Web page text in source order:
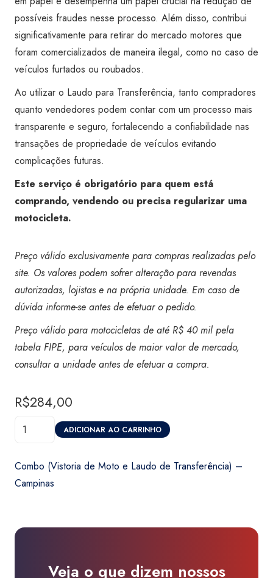
possíveis fraudes nesse processo. Além disso, contribui
significativamente para retirar do mercado motores que
foram comercializados de maneira ilegal, como no caso de
veículos furtados ou roubados.
Ao utilizar o Laudo para Transferência, tanto compradores
quanto vendedores podem contar com um processo mais
transparente e seguro, fortalecendo a confiabilidade nas
transações de propriedade de veículos evitando
complicações futuras.
Este serviço é obrigatório para quem está
comprando, vendendo ou precisa regularizar uma
motocicleta.
Preço válido exclusivamente para compras realizadas pelo
site. Os valores podem sofrer alteração para revendas
autorizadas, lojistas e na própria unidade. Em caso de
dúvida informe-se antes de efetuar o pedido.
Preço válido para motocicletas de até R$ 40 mil pela
tabela FIPE, para veículos de maior valor de mercado,
consultar a unidade antes de efetuar a compra.
R$284,00
Combo
de
ADICIONAR AO CARRINHO
Combo (Vistoria de Moto e Laudo de Transferência) –
Campinas
Veja o que dizem nossos